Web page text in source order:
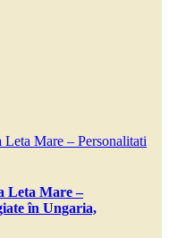
Leta Mare –
în Ungaria,